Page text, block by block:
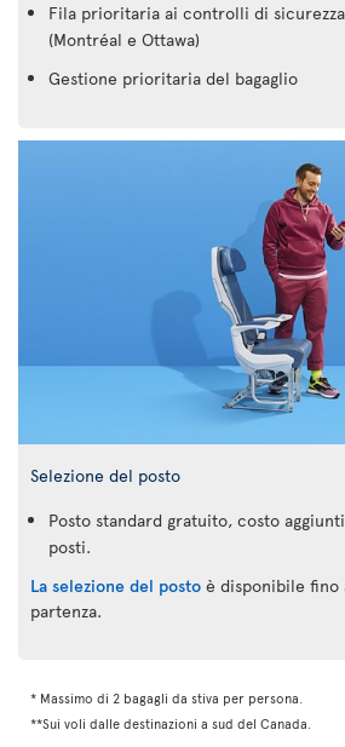
Fila prioritaria ai controlli di
(Montréal e Ottawa)
Gestione prioritaria del bagaglio
Selezione del posto
Posto standard gratuito, costo
posti.
La selezione del posto è disponibile fino
partenza.
* Massimo di 2 bagagli da stiva per persona.
**Sui voli dalle destinazioni a sud del Canada.